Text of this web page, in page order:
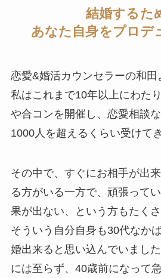
結婚するた
あなた自身をプロデ
恋愛&婚活カウンセラーの和田
私はこれまで10年以上にわた
や合コンを開催し、恋愛相談
1000人を超えるくらい受けて
その中で、すぐにお相手が出
る方がいる一方で、頑張って
果が出ない、という方もたく
そういう自分自身も30代なか
婚出来ると思い込んでいまし
には至らず、40歳前になって